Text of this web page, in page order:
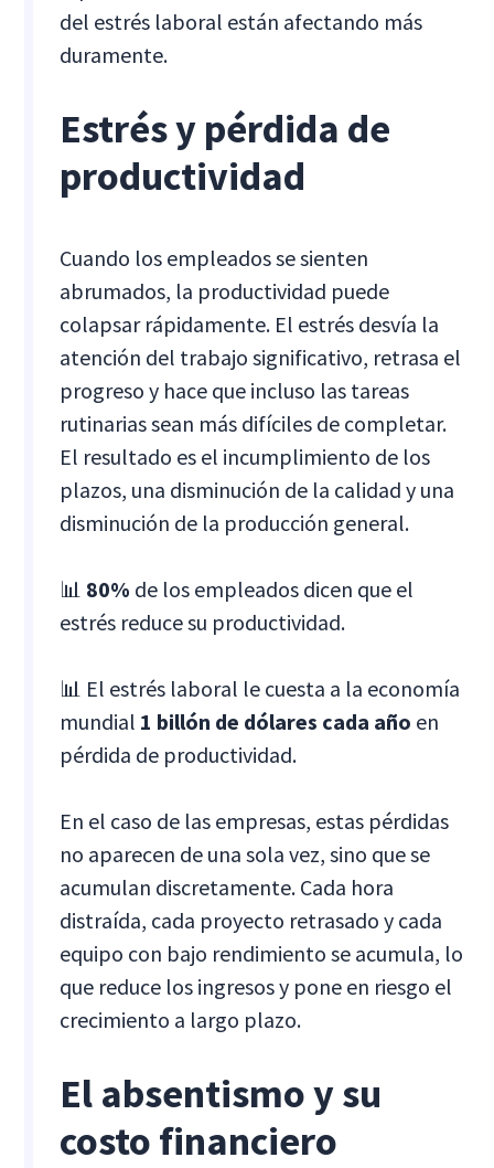
del estrés laboral están afectando más
duramente.
Estrés y pérdida de
productividad
Cuando los empleados se sienten
abrumados, la productividad puede
colapsar rápidamente. El estrés desvía la
atención del trabajo significativo, retrasa el
progreso y hace que incluso las tareas
rutinarias sean más difíciles de completar.
El resultado es el incumplimiento de los
plazos, una disminución de la calidad y una
disminución de la producción general.
📊 80% de los empleados dicen que el
estrés reduce su productividad.
📊 El estrés laboral le cuesta a la economía
mundial 1 billón de dólares cada año en
pérdida de productividad.
En el caso de las empresas, estas pérdidas
no aparecen de una sola vez, sino que se
acumulan discretamente. Cada hora
distraída, cada proyecto retrasado y cada
equipo con bajo rendimiento se acumula, lo
que reduce los ingresos y pone en riesgo el
crecimiento a largo plazo.
El absentismo y su
costo financiero